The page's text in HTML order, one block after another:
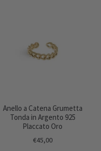
Anello a Catena Grumetta
Tonda in Argento 925
Placcato Oro
€45,00